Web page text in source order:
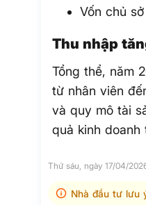
Vốn chủ
Thu nhập
Tổng thể, năm
từ nhân viên
và quy mô tài
quả kinh doanh
Thứ sáu, ngày 17/04/
Nhà đầu tư lưu